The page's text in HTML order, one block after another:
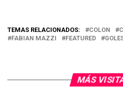
TEMAS RELACIONADOS: COLON
FABIAN MAZZI
FEATURED
MÁS